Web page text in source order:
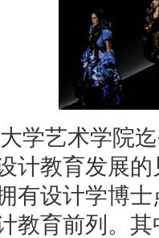
学艺术学院
计教育发展
有设计学博
教育前列。